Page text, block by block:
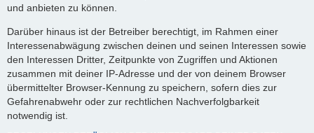
und anbieten zu können.
Darüber hinaus ist der Betreiber berechtigt, im Rahmen einer
Interessenabwägung zwischen deinen und seinen Interessen sowie
den Interessen Dritter, Zeitpunkte von Zugriffen und Aktionen
zusammen mit deiner IP-Adresse und der von deinem Browser
übermittelter Browser-Kennung zu speichern, sofern dies zur
Gefahrenabwehr oder zur rechtlichen Nachverfolgbarkeit
notwendig ist.